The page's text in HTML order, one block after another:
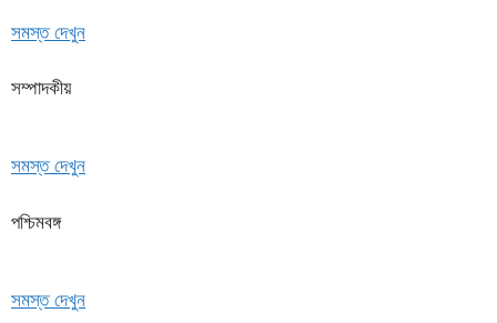
সমস্ত দেখুন
সম্পাদকীয়
সমস্ত দেখুন
পশ্চিমবঙ্গ
সমস্ত দেখুন